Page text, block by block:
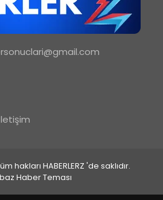
hakları HABERLERZ 'de saklıdır.
Haber Teması